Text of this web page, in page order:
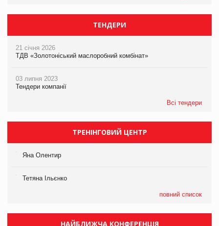
ТЕНДЕРИ
21 січня 2026
ТДВ «Золотоніський маслоробний комбінат»
03 липня 2023
Тендери компанії
Всі тендери
ТРЕНІНГОВИЙ ЦЕНТР
Яна Олентир
Тетяна Ільєнко
повний список
НАЙБЛИЖЧА КОНФЕРЕНЦІЯ